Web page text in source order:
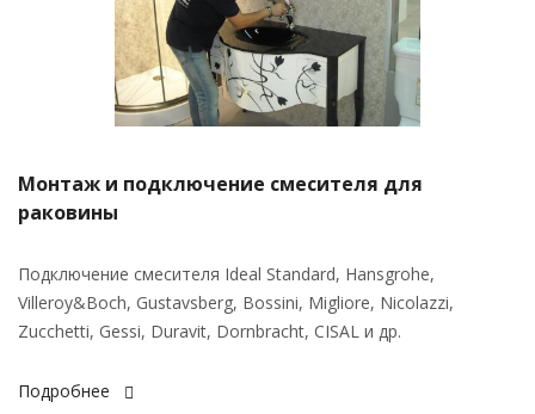
Монтаж и подключение смесителя для
раковины
Подключение смесителя Ideal Standard, Hansgrohe,
Villeroy&Boch, Gustavsberg, Bossini, Migliore, Nicolazzi,
Zucchetti, Gessi, Duravit, Dornbracht, CISAL и др.
Подробнее